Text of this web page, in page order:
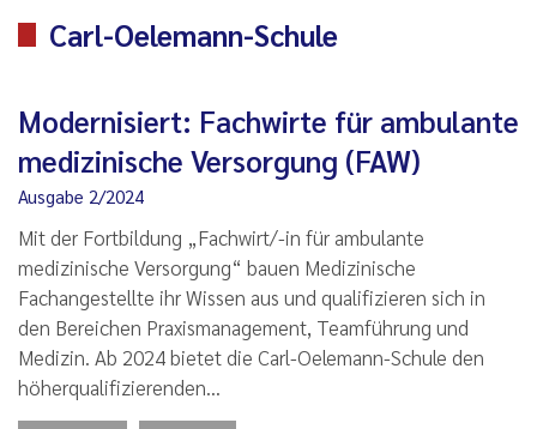
Carl-Oelemann-Schule
Modernisiert: Fachwirte für ambulante
medizinische Versorgung (FAW)
Ausgabe 2/2024
Mit der Fortbildung „Fachwirt/-in für ambulante
medizinische Versorgung“ bauen Medizinische
Fachangestellte ihr Wissen aus und qualifizieren sich in
den Bereichen Praxismanagement, Teamführung und
Medizin. Ab 2024 bietet die Carl-Oelemann-Schule den
höherqualifizierenden…